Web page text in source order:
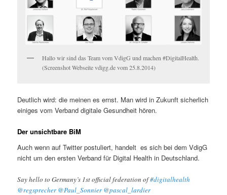
Hallo wir sind das Team vom VdigG und machen #DigitalHealth.
(Screenshot Webseite vdigg.de vom 25.8.2014)
Deutlich wird: die meinen es ernst. Man wird in Zukunft sicherlich
einiges vom Verband digitale Gesundheit hören.
Der unsichtbare BiM
Auch wenn auf Twitter postuliert, handelt es sich bei dem VdigG
nicht um den ersten Verband für Digital Health in Deutschland.
Say hello to Germany’s 1st official federation of#digitalhealth
@regsprecher @Paul_Sonnier @pascal_lardier